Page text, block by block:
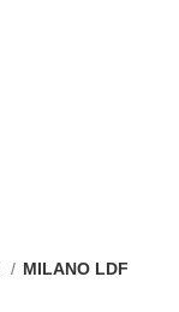
MILANO LDF